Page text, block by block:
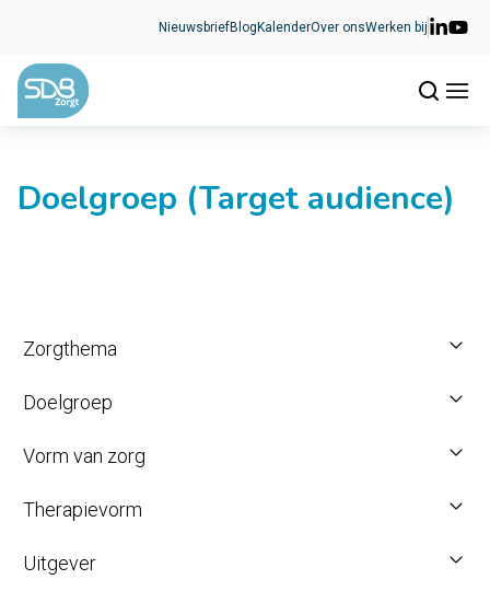
NieuwsbriefBlog KalenderOver onsWerken bij
Doelgroep (Target audience)
Zorgthema
Doelgroep
Vorm van zorg
Therapievorm
Uitgever